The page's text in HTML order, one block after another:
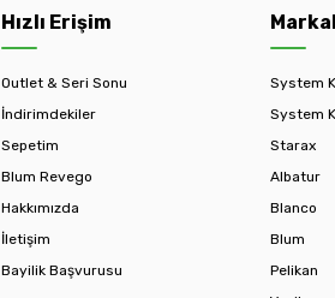
Hızlı Erişim
Outlet & Seri Sonu
İndirimdekiler
Sepetim
Blum Revego
Hakkımızda
İletişim
Bayilik Başvurusu
System
System
Starax
Albatur
Blanco
Blum
Pelikan